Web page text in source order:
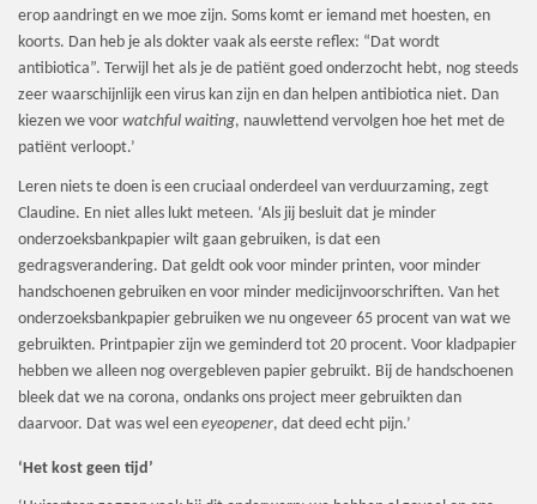
erop aandringt en we moe zijn. Soms komt er iemand met hoesten, en
koorts. Dan heb je als dokter vaak als eerste reflex: “Dat wordt
antibiotica”. Terwijl het als je de patiënt goed onderzocht hebt, nog steeds
zeer waarschijnlijk een virus kan zijn en dan helpen antibiotica niet. Dan
kiezen we voor watchful waiting, nauwlettend vervolgen hoe het met de
patiënt verloopt.’
Leren niets te doen is een cruciaal onderdeel van verduurzaming, zegt
Claudine. En niet alles lukt meteen. ‘Als jij besluit dat je minder
onderzoeksbankpapier wilt gaan gebruiken, is dat een
gedragsverandering. Dat geldt ook voor minder printen, voor minder
handschoenen gebruiken en voor minder medicijnvoorschriften. Van het
onderzoeksbankpapier gebruiken we nu ongeveer 65 procent van wat we
gebruikten. Printpapier zijn we geminderd tot 20 procent. Voor kladpapier
hebben we alleen nog overgebleven papier gebruikt. Bij de handschoenen
bleek dat we na corona, ondanks ons project meer gebruikten dan
daarvoor. Dat was wel een eyeopener, dat deed echt pijn.’
‘Het kost geen tijd’